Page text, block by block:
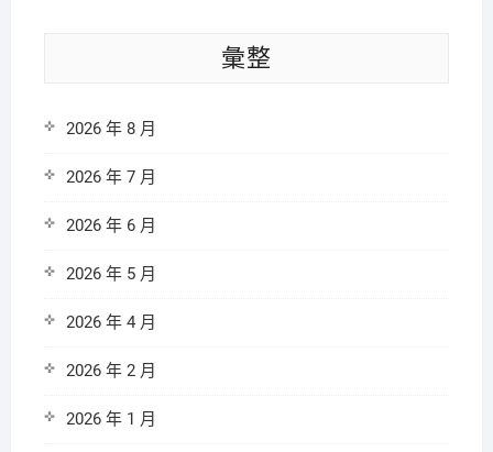
彙整
2026 年 8 月
2026 年 7 月
2026 年 6 月
2026 年 5 月
2026 年 4 月
2026 年 2 月
2026 年 1 月